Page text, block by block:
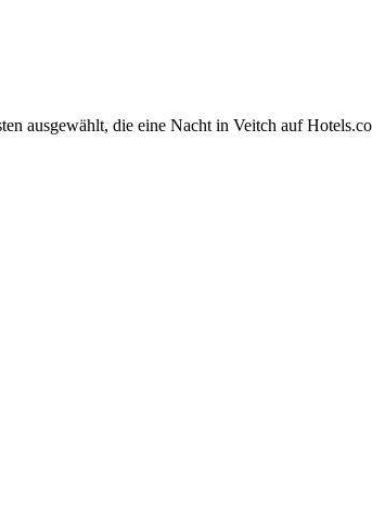
ausgewählt, die eine Nacht in Veitch auf